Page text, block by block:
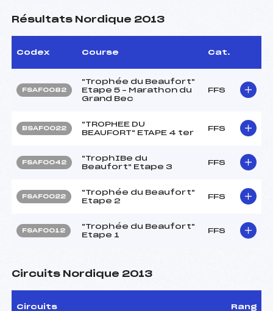
Résultats Nordique 2013
Codex Course Cat.
FSAF0082
"Trophée du Beaufort"
Etape 5 – Marathon du
Grand Bec
FFS
BSAF0022
"TROPHEE DU
BEAUFORT" ETAPE 4 ter
FFS
FSAF0042
"TrophIBe du
Beaufort" Etape 3
FFS
FSAF0022
"Trophée du Beaufort"
Etape 2
FFS
FSAF0012
"Trophée du Beaufort"
Etape 1
FFS
Circuits Nordique 2013
Circuits Rang